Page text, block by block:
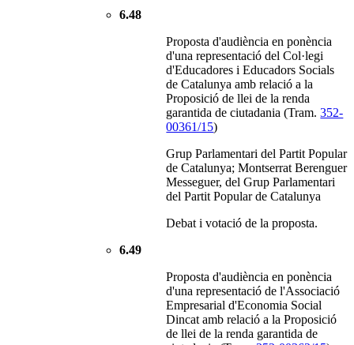
6.48
Proposta d'audiència en ponència
d'una representació del Col·legi
d'Educadores i Educadors Socials
de Catalunya amb relació a la
Proposició de llei de la renda
garantida de ciutadania (Tram.352-
00361/15)
Grup Parlamentari del Partit Popular
de Catalunya; Montserrat Berenguer
Messeguer, del Grup Parlamentari
del Partit Popular de Catalunya
Debat i votació de la proposta.
6.49
Proposta d'audiència en ponència
d'una representació de l'Associació
Empresarial d'Economia Social
Dincat amb relació a la Proposició
de llei de la renda garantida de